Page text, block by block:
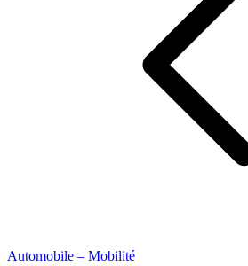
Automobile – Mobilité